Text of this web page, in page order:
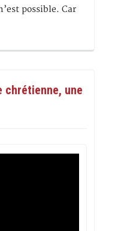
possible. Car
chrétienne, une